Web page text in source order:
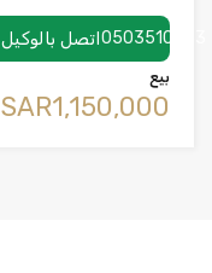
اتصل بالوكيل0503510953
بيع
‪SAR1,150,000